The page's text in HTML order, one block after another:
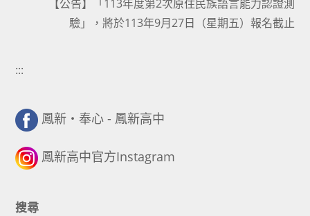
【公告】「113年度第2次原住民族語言能力認證測
驗」，將於113年9月27日（星期五）報名截止
:::
鳳新・奉心 - 鳳新高中
鳳新高中官方Instagram
搜尋